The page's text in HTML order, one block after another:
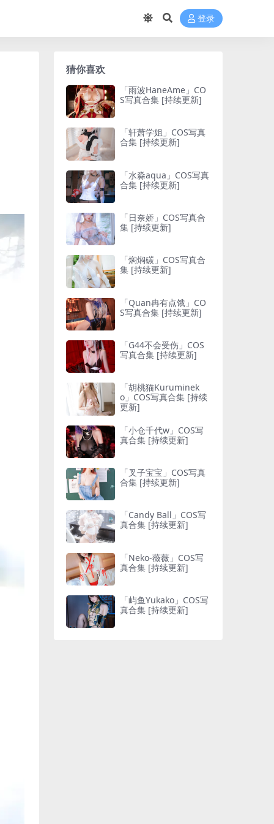
登录
猜你喜欢
「雨波HaneAme」CO
S写真合集 [持续更新]
「轩萧学姐」COS写真
合集 [持续更新]
「水淼aqua」COS写真
合集 [持续更新]
「日奈娇」COS写真合
集 [持续更新]
「焖焖碳」COS写真合
集 [持续更新]
「Quan冉有点饿」CO
S写真合集 [持续更新]
「G44不会受伤」COS
写真合集 [持续更新]
「胡桃猫Kuruminek
o」COS写真合集 [持续
更新]
「小仓千代w」COS写
真合集 [持续更新]
「叉子宝宝」COS写真
合集 [持续更新]
「Candy Ball」COS写
真合集 [持续更新]
「Neko-薇薇」COS写
真合集 [持续更新]
「屿鱼Yukako」COS写
真合集 [持续更新]